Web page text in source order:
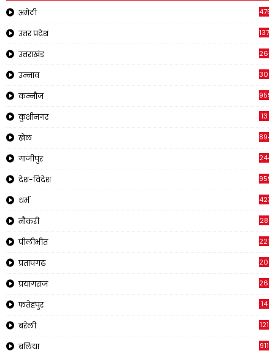
अमेठी 4751
उत्तर प्रदेश 1375
उत्तराखंड 2651
उन्नाव 308
कन्नौज 959
कुशीनगर 13
खेल 894
गाजीपुर 244
देश-विदेश 959
धर्म 423
नौकरी 28
पीलीभीत 2210
प्रतापगढ 2019
प्रयागराज 269
फतेहपुर 14
बरेली 121
बलिया 911